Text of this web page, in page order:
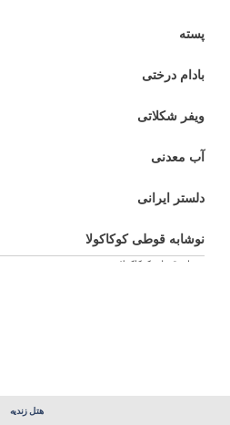
پسته
بادام درختی
ویفر شکلاتی
آب معدنی
دلستر ایرانی
نوشابه قوطی کوکاکولا
نوشابه قوطی کوکاکولا
هتل زندیه